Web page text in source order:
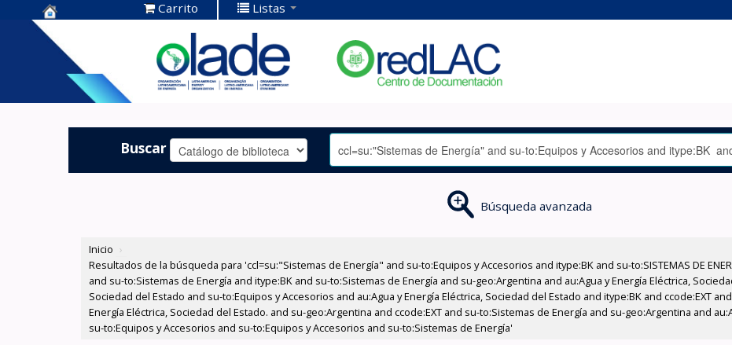
Centro de
Documentación
OLADE -
Carrito Listas
Buscar
Búsqueda avanzada
Inicio ›
Resultados de la búsqueda para 'ccl=su:"Sistemas de Energía" and su-to:Equipos y Accesorios and itype:BK and su-to:SISTEMAS DE
and su-to:Sistemas de Energía and itype:BK and su-to:Sistemas de Energía and su-geo:Argentina and au:Agua y Energía Eléctrica,
Sociedad del Estado and su-to:Equipos y Accesorios and au:Agua y Energía Eléctrica, Sociedad del Estado and itype:BK and ccode:EXT
Energía Eléctrica, Sociedad del Estado. and su-geo:Argentina and ccode:EXT and su-to:Sistemas de Energía and su-geo:Argentina and
su-to:Equipos y Accesorios and su-to:Equipos y Accesorios and su-to:Sistemas de Energía'